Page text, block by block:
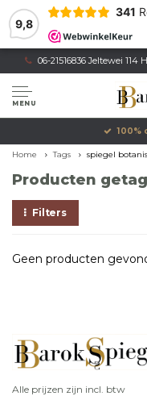
9,8
341
06-21516836 Jeltewei 114
MENU
100%
Home Tags spiegel
Producten
Filters
Geen producten
Alle prijzen zijn incl. btw